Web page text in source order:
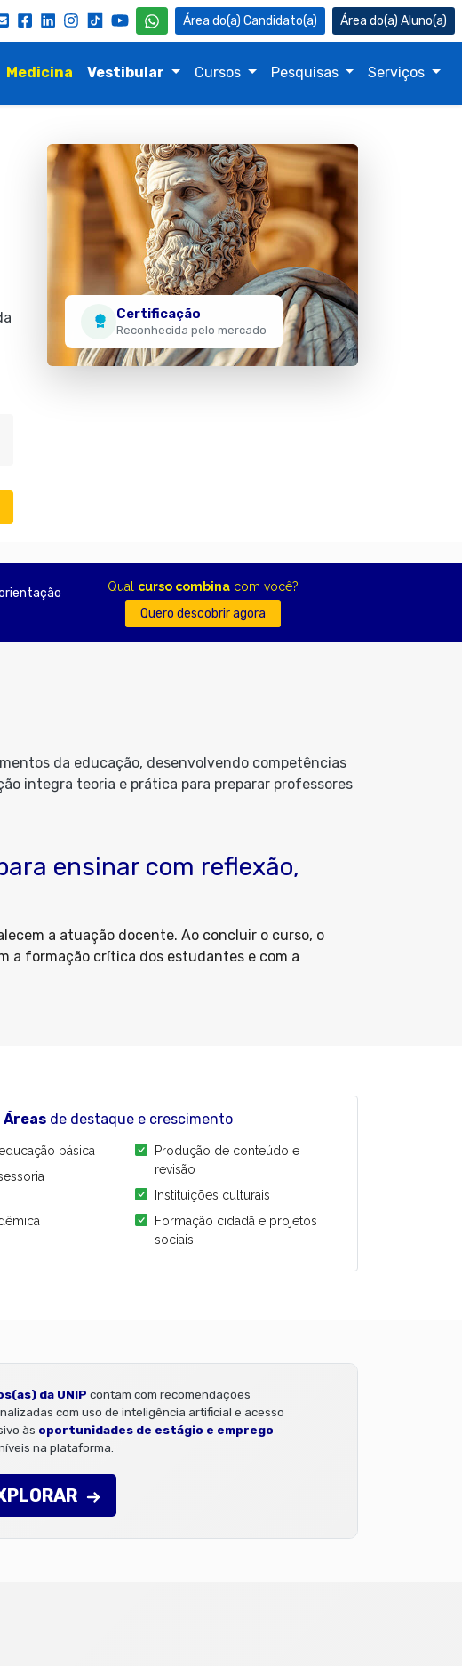
Candidato(a) Aluno(a)
Medicina Vestibular Cursos Pesquisas Serviços
Certificação
Reconhecida pelo mercado
Qual curso combinacom você?
Quero descobrir agora
da educação, desenvolvendo competências
integra teoria e prática para preparar professores
ensinar com reflexão,
a atuação docente. Ao concluir o curso, o
a formação crítica dos estudantes e com a
Áreas de destaque e crescimento
básica
Produção de conteúdo e
revisão
Instituições culturais
Formação cidadã e projetos
sociais
da UNIP contam com recomendações
com uso de inteligência artificial e acesso
às oportunidades de estágio e emprego
na plataforma.